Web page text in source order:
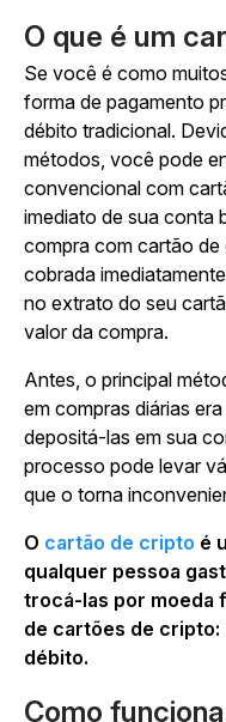
O que é um
Se você é como
forma de pagamento
débito tradicional.
métodos, você pode
convencional com
imediato de sua conta
compra com cartão de
cobrada
no extrato do seu
valor da compra.
Antes, o principal
em compras diárias
depositá-las em sua
processo pode levar
que o torna
O cartão de cripto é
qualquer pessoa
trocá-las por moeda
de cartões de
débito.
Como